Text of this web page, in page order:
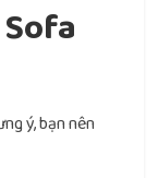
ý, bạn nên